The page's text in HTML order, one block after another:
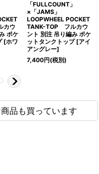
カウ
ポケ
[ホワ
「FULLCOUNT」
×「JAMS」
LOOPWHEEL POCKET
TANK-TOP フルカウ
ント 別注 吊り編み ポケ
ットタンクトップ [アイ
アングレー]
7,400円(税別)
品も買っています